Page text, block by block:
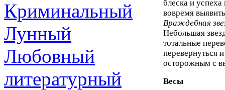
Криминальный
Лунный
Любовный
литературный
блеска и успеха
вовремя
Враждебная
Небольшая
тотальные
перевернуться
осторожным с
Весы